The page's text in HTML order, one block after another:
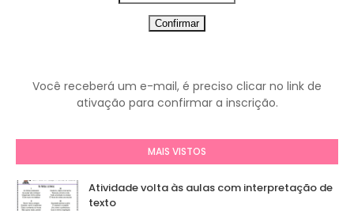
Você receberá um e-mail, é preciso clicar no link de
ativação para confirmar a inscrição.
MAIS VISTOS
Atividade volta às aulas com interpretação de
texto